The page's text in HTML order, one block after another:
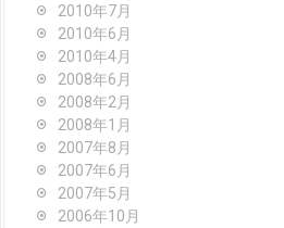
2010年7月
2010年6月
2010年4月
2008年6月
2008年2月
2008年1月
2007年8月
2007年6月
2007年5月
2006年10月